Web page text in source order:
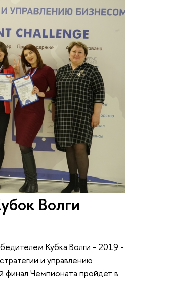
Волги
Кубка Волги - 2019 -
и управлению
финал Чемпионата пройдет в